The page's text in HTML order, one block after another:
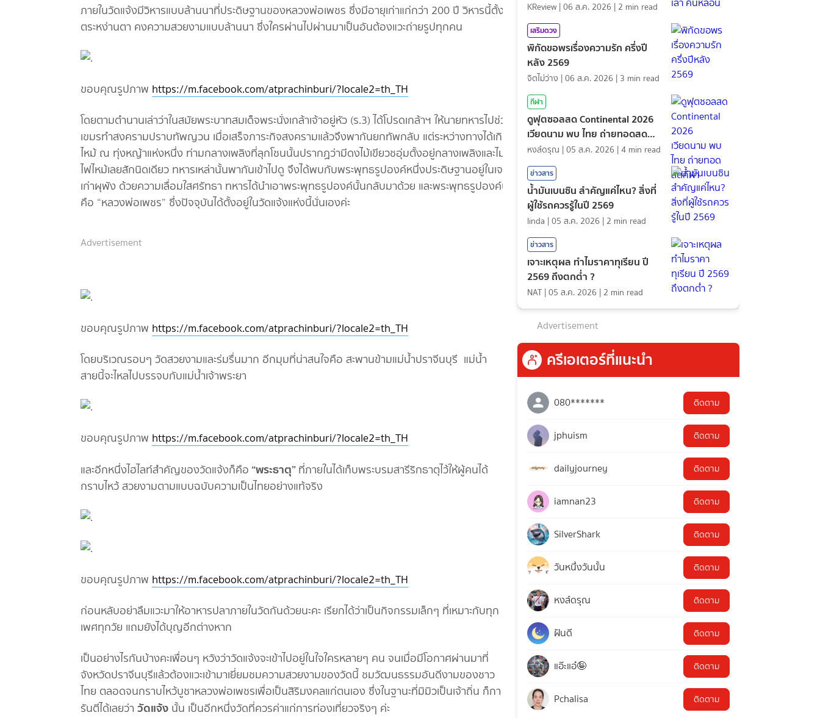
ภายในวัดแจ้งมีวิหารแบบล้านนาที่ประดิษฐานของหลวงพ่อเพชร ซึ่งมีอายุเก่าแก่กว่า 200 ปี วิหารนี้ตั้งสูง
ตระหง่านตา คงความสวยงามแบบล้านนา ซึ่งใครผ่านไปผ่านมาเป็นอันต้องแวะถ่ายรูปทุกคน
ขอบคุณรูปภาพ https://m.facebook.com/atprachinburi/?locale2=th_TH
โดยตามตำนานเล่าว่าในสมัยพระบาทสมเด็จพระนั่งเกล้าเจ้าอยู่หัว (ร.3) ได้โปรดเกล้าฯ ให้นายทหารไปช่วย
เขมรทำสงครามปราบทัพญวน เมื่อเสร็จภาระกิจสงครามแล้วจึงพากันยกทัพกลับ แต่ระหว่างทางได้เกิดไฟ
ไหม้ ณ ทุ่งหญ้าแห่งหนึ่ง ท่ามกลางเพลิงที่ลุกโชนนั้นปรากฏว่ามีดงไม้เขียวชอุ่มตั้งอยู่กลางเพลิงและไม่ถูก
ไฟไหม้เลยสักนิดเดียว ทหารเหล่านั้นพากันเข้าไปดู จึงได้พบกับพระพุทธรูปองค์หนึ่งประดิษฐานอยู่ในเจดีย์
เก่าผุพัง ด้วยความเลื่อมใสศรัทธา ทหารได้นำเอาพระพุทธรูปองค์นั้นกลับมาด้วย และพระพุทธรูปองค์นั้นก็
คือ “หลวงพ่อเพชร” ซึ่งปัจจุบันได้ตั้งอยู่ในวัดแจ้งแห่งนี้นั่นเองค่ะ
Advertisement
ขอบคุณรูปภาพ https://m.facebook.com/atprachinburi/?locale2=th_TH
โดยบริเวณรอบๆ วัดสวยงามและร่มรื่นมาก อีกมุมที่น่าสนใจคือ สะพานข้ามแม่น้ำปราจีนบุรี แม่น้ำ
สายนี้จะไหลไปบรรจบกับแม่น้ำเจ้าพระยา
ขอบคุณรูปภาพ https://m.facebook.com/atprachinburi/?locale2=th_TH
และอีกหนึ่งไฮไลท์สำคัญของวัดแจ้งก็คือ “พระธาตุ”ที่ภายในได้เก็บพระบรมสารีริกธาตุไว้ให้ผู้คนได้
กราบไหว้ สวยงามตามแบบฉบับความเป็นไทยอย่างแท้จริง
ขอบคุณรูปภาพ https://m.facebook.com/atprachinburi/?locale2=th_TH
ก่อนหลับอย่าลืมแวะมาให้อาหารปลาภายในวัดกันด้วยนะคะ เรียกได้ว่าเป็นกิจกรรมเล็กๆ ที่เหมาะกับทุก
เพศทุกวัย แถมยังได้บุญอีกต่างหาก
เป็นอย่างไรกันบ้างคะเพื่อนๆ หวังว่าวัดแจ้งจะเข้าไปอยู่ในใจใครหลายๆ คน จนเมื่อมีโอกาศผ่านมาที่
จังหวัดปราจีนบุรีแล้วต้องแวะเข้ามาเยี่ยมชมความสวยงามของวัดนี้ ชมวัฒนธรรมอันดีงามของชาว
ไทย ตลอดจนกราบไหว้บูชาหลวงพ่อเพชรเพื่อเป็นสิริมงคลแก่ตนเอง ซึ่งในฐานะที่มิมิวเป็นเจ้าถิ่น ก็กา
รันตีได้เลยว่า วัดแจ้ง นั้น เป็นอีกหนึ่งวัดที่ควรค่าแก่การท่องเที่ยวจริงๆ ค่ะ
KReview |06 ส.ค. 2026 | 2 min read
เสริมดวง
พิกัดขอพรเรื่องความรัก ครึ่งปี
หลัง 2569
จิตไม่ว่าง |06 ส.ค. 2026 | 3 min read
กีฬา
ดูฟุตซอลสด Continental 2026
เวียดนาม พบ ไทย ถ่ายทอดสด
กีฬา
หงส์ดรุณ |05 ส.ค. 2026 |4 min read
ข่าวสาร
น้ำมันเบนซิน สำคัญแค่ไหน? สิ่งที่
ผู้ใช้รถควรรู้ในปี 2569
linda |05 ส.ค. 2026 | 2 min read
ข่าวสาร
เจาะเหตุผล ทำไมราคาทุเรียน ปี
2569 ถึงตกต่ำ ?
NAT |05 ส.ค. 2026 | 2 min read
Advertisement
ครีเอเตอร์ที่แนะนำ
080******* ติดตาม
jphuism ติดตาม
dailyjourney ติดตาม
iamnan23 ติดตาม
SilverShark ติดตาม
วันหนึ่งวันนั้น ติดตาม
หงส์ดรุณ ติดตาม
ฝันดี ติดตาม
แอ๊ะแอ๋🤪 ติดตาม
Pchalisa ติดตาม